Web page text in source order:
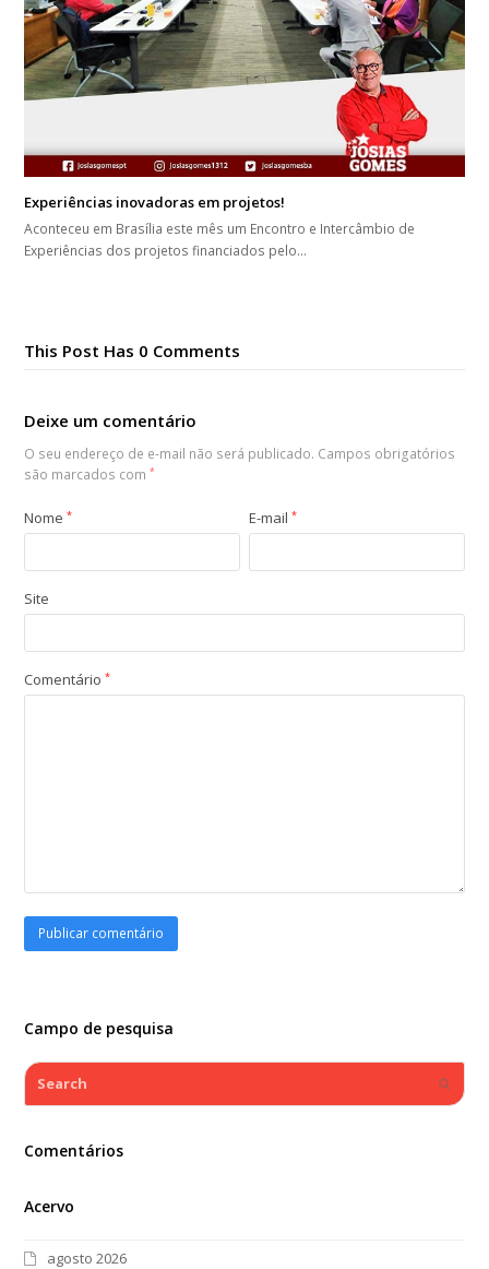
Experiências inovadoras em projetos!
Aconteceu em Brasília este mês um Encontro e Intercâmbio de
Experiências dos projetos financiados pelo…
This Post Has 0 Comments
Deixe um comentário
O seu endereço de e-mail não será publicado. Campos obrigatórios
são marcados com*
Nome* E-mail*
Site
Comentário*
Campo de pesquisa
Search
Comentários
Acervo
agosto 2026